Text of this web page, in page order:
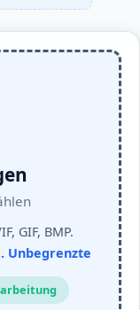
GIF, BMP.
Unbegrenzte